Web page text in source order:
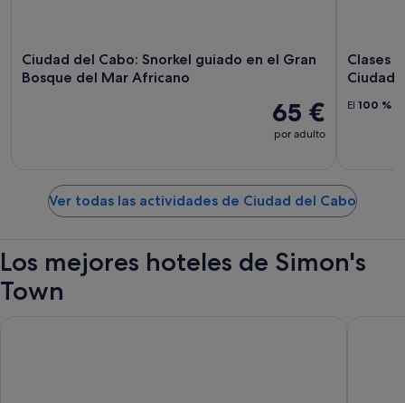
Ciudad del Cabo: Snorkel guiado en el Gran
Bosque del Mar Africano
65 €
por adulto
Clases
Ciudad
El 100 %
Ver todas las actividades de Ciudad del Cabo
Los mejores hoteles de Simon's
Town